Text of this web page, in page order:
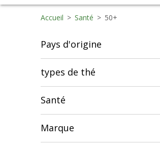
Accueil > Santé > 50+
Pays d'origine
types de thé
Santé
Marque